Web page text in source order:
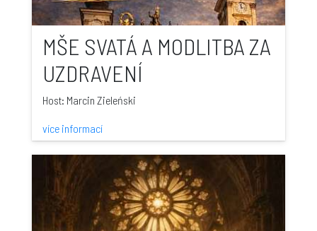
MŠE SVATÁ A MODLITBA ZA
UZDRAVENÍ
Host: Marcin Zieleński
více informací